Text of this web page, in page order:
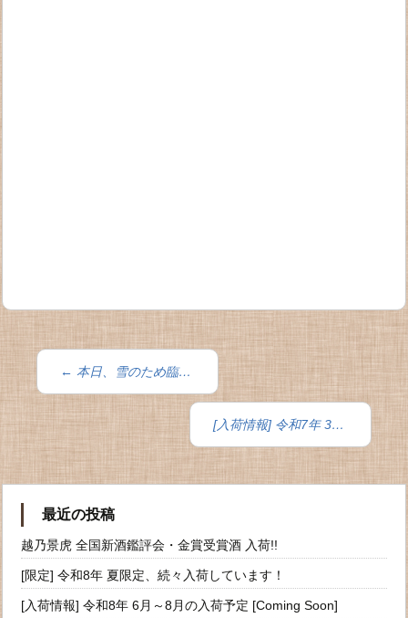
投
稿
ナ
ビ
ゲ
シ
ョ
ン
← 本日、雪のため臨時休業いたします
[入荷情報] 令和7年 3月～5月の入荷予定 [Coming Soon]
最近の投稿
越乃景虎 全国新酒鑑評会・金賞受賞酒 入荷!!
[限定] 令和8年 夏限定、続々入荷しています！
[入荷情報] 令和8年 6月～8月の入荷予定 [Coming Soon]